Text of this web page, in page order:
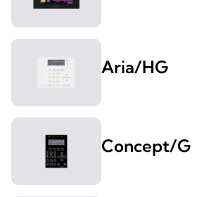
Aria/HG
Concept/G